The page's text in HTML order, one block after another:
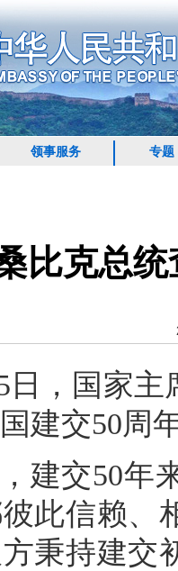
领事服务 专题
比克总
日，国家
建交50周
建交50年
此信赖、
秉持建交